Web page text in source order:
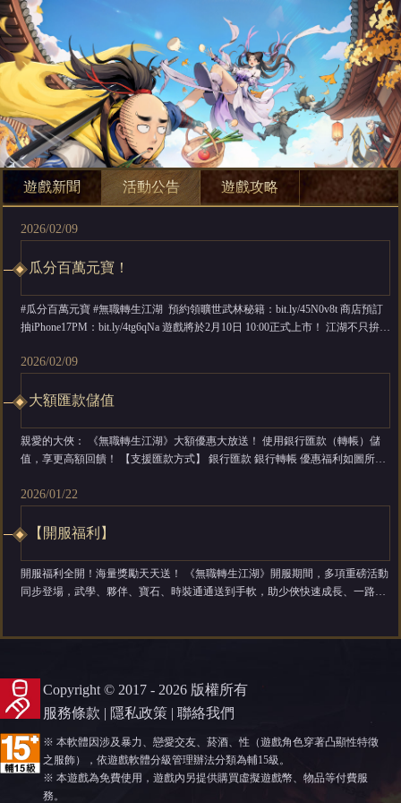
遊戲新聞 活動公告 遊戲攻略
2026/02/09
瓜分百萬元寶！
#瓜分百萬元寶 #無職轉生江湖 預約領曠世武林秘籍：bit.ly/45N0v8t 商店預訂
抽iPhone17PM：bit.ly/4tg6qNa 遊戲將於2月10日 10:00正式上市！ 江湖不只拚個
寶！ PS：元寶是遊戲內通過儲值獲得的貨幣！獎勵詳情請查看貼圖 活動時
2026/02/09
大額匯款儲值
親愛的大俠： 《無職轉生江湖》大額優惠大放送！ 使用銀行匯款（轉帳）儲
值，享更高額回饋！ 【支援匯款方式】 銀行匯款 銀行轉帳 優惠福利如圖所示
客服將在確認款項後 一個工作日內 為您發放獎勵。 【匯款（轉帳）流程】
2026/01/22
【開服福利】
開服福利全開！海量獎勵天天送！ 《無職轉生江湖》開服期間，多項重磅活動
同步登場，武學、夥伴、寶石、時裝通通送到手軟，助少俠快速成長、一路爽
Copyright © 2017 - 2026 版權所有
服務條款
隱私政策 聯絡我們
※ 本軟體因涉及暴力、戀愛交友、菸酒、性（遊戲角色穿著凸顯性特徵
之服飾），依遊戲軟體分級管理辦法分類為輔15級。
※ 本遊戲為免費使用，遊戲內另提供購買虛擬遊戲幣、物品等付費服
務。